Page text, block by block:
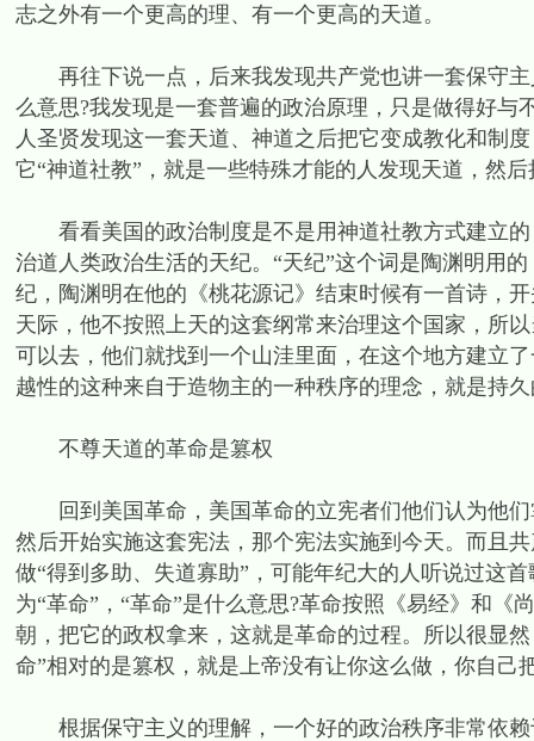
志之外有一个更高的理、有一个更高的天道。
再往下说一点，后来我发现共产党也讲一套保守主
么意思?我发现是一套普遍的政治原理，只是做得好
人圣贤发现这一套天道、神道之后把它变成教化和制
它“神道社教”，就是一些特殊才能的人发现天道，然
看看美国的政治制度是不是用神道社教方式建立的
治道人类政治生活的天纪。“天纪”这个词是陶渊明用
纪，陶渊明在他的《桃花源记》结束时候有一首诗，
天际，他不按照上天的这套纲常来治理这个国家，所
可以去，他们就找到一个山洼里面，在这个地方建立
越性的这种来自于造物主的一种秩序的理念，就是持
不尊天道的革命是篡权
回到美国革命，美国革命的立宪者们他们认为他们
然后开始实施这套宪法，那个宪法实施到今天。而且
做“得到多助、失道寡助”，可能年纪大的人听说过这
为“革命”，“革命”是什么意思?革命按照《易经》和
朝，把它的政权拿来，这就是革命的过程。所以很显
命”相对的是篡权，就是上帝没有让你这么做，你自己
根据保守主义的理解，一个好的政治秩序非常依赖